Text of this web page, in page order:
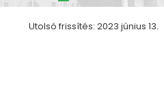
Utolsó frissítés: 2023 június 13.